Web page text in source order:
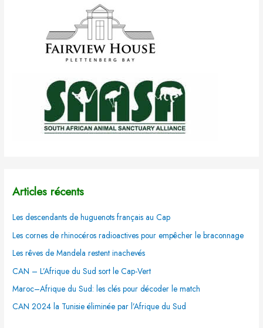
Articles récents
Les descendants de huguenots français au Cap
Les cornes de rhinocéros radioactives pour empêcher le braconnage
Les rêves de Mandela restent inachevés
CAN – L’Afrique du Sud sort le Cap-Vert
Maroc–Afrique du Sud: les clés pour décoder le match
CAN 2024 la Tunisie éliminée par l’Afrique du Sud